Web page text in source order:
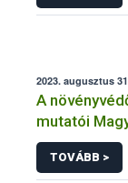
2023. augusztus
A
mutatói
TOVÁBB >